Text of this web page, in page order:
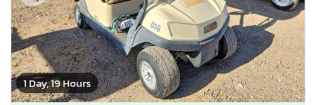
1 Day, 19 Hours